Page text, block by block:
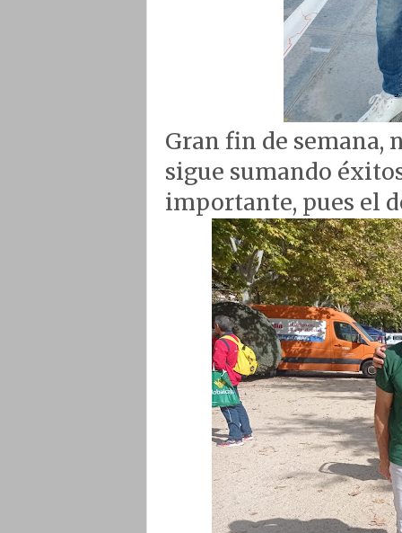
Gran fin de semana,
sigue sumando
importante, pues el